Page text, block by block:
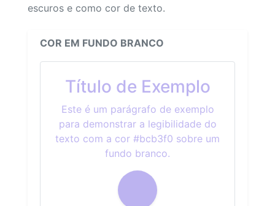
escuros e como cor de texto.
COR EM FUNDO BRANCO
Título de Exemplo
Este é um parágrafo de exemplo
para demonstrar a legibilidade do
texto com a cor #bcb3f0 sobre um
fundo branco.